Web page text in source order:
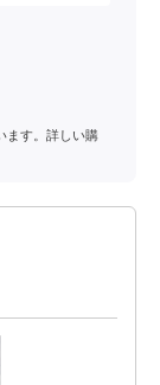
ます。詳しい購